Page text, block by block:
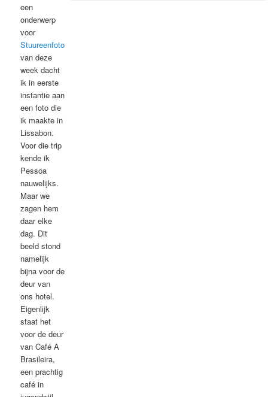
een
onderwerp
voor
Stuureenfoto
van deze
week dacht
ik in eerste
instantie aan
een foto die
ik maakte in
Lissabon.
Voor die trip
kende ik
Pessoa
nauwelijks.
Maar we
zagen hem
daar elke
dag. Dit
beeld stond
namelijk
bijna voor de
deur van
ons hotel.
Eigenlijk
staat het
voor de deur
van Café A
Brasileira,
een prachtig
café in